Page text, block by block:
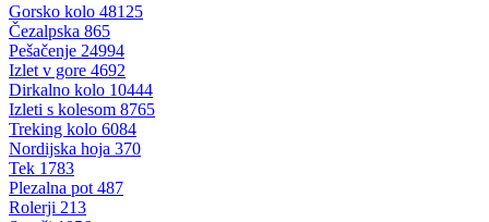
Gorsko kolo 48125
Čezalpska 865
Pešačenje 24994
Izlet v gore 4692
Dirkalno kolo 10444
Izleti s kolesom 8765
Treking kolo 6084
Nordijska hoja 370
Tek 1783
Plezalna pot 487
Rolerji 213